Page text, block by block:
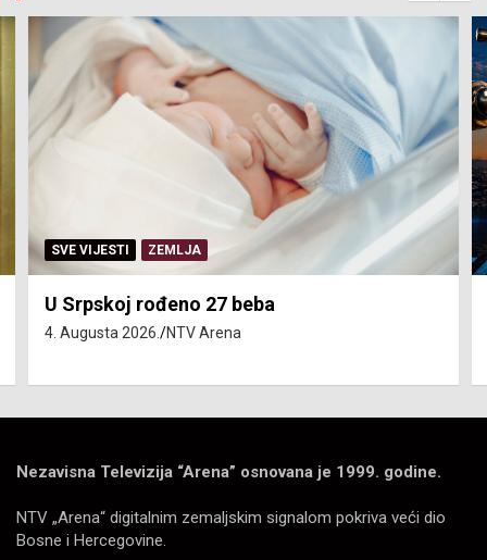
SERVISNE INFORMACIJE
Isključenja vode – utorak 4. avgust
4. Augusta 2026. NTV Arena
Nezavisna Televizija “Arena” osnovana je 1999. godine.
NTV „Arena“ digitalnim zemaljskim signalom pokriva veći dio
Bosne i Hercegovine.